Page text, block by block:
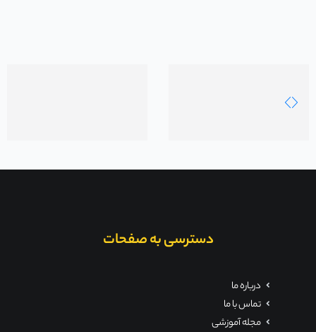
دسترسی به صفحات
درباره ما
تماس با ما
مجله آموزشی